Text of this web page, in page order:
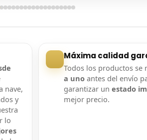
nave,
y
lo
Máxima calidad
Todos los productos se
a unoantes del envío
garantizar un estado
mejor precio.